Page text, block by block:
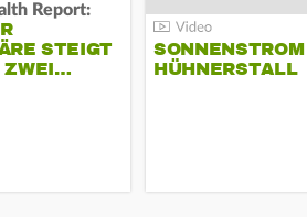
Report:
STEIGT
ZWEI…
SONNENSTROM
HÜHNERSTALL